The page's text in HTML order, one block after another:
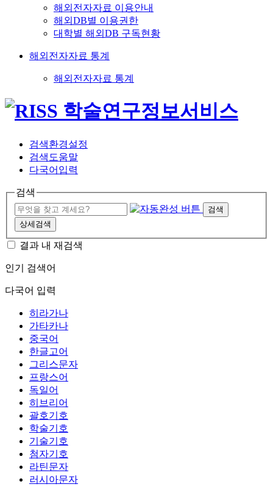
해외전자자료 이용안내
해외DB별 이용권한
대학별 해외DB 구독현황
해외전자자료 통계
해외전자자료 통계
검색환경설정
검색도움말
다국어입력
검색
검색
상세검색
결과 내 재검색
인기 검색어
다국어 입력
히라가나
가타카나
중국어
한글고어
그리스문자
프랑스어
독일어
히브리어
괄호기호
학술기호
기술기호
첨자기호
라틴문자
러시아문자